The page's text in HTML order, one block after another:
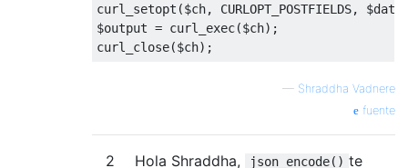
curl_setopt ($ch, CURLOPT_POSTFIELDS, $data
$output = curl_exec($ch);
curl_close($ch);
— Shraddha Vadnere
fuente
2 Hola Shraddha, json_encode() te